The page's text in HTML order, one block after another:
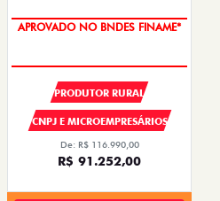
APROVADO NO BNDES FINAME*
PRODUTOR RURAL
CNPJ E MICROEMPRESÁRIOS
De: R$ 116.990,00
R$ 91.252,00